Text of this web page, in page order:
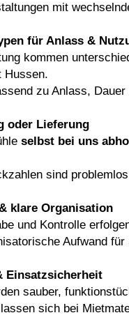
mit
für Anlass &
kommen
Hussen.
zu Anlass,
oder Lieferung
selbst bei uns
sind
klare Organisation
und Kontrolle
Aufwand für
Einsatzsicherheit
sauber,
sich bei